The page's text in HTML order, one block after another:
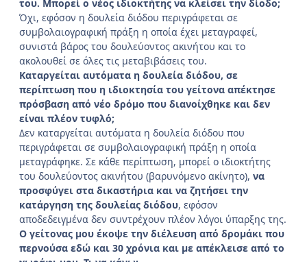
του. Μπορεί ο νέος ιδιοκτήτης να κλείσει την δίοδο;
Όχι, εφόσον η δουλεία διόδου περιγράφεται σε
συμβολαιογραφική πράξη η οποία έχει μεταγραφεί,
συνιστά βάρος του δουλεύοντος ακινήτου και το
ακολουθεί σε όλες τις μεταβιβάσεις του.
Καταργείται αυτόματα η δουλεία διόδου, σε
περίπτωση που η ιδιοκτησία του γείτονα απέκτησε
πρόσβαση από νέο δρόμο που διανοίχθηκε και δεν
είναι πλέον τυφλό;
Δεν καταργείται αυτόματα η δουλεία διόδου που
περιγράφεται σε συμβολαιογραφική πράξη η οποία
μεταγράφηκε. Σε κάθε περίπτωση, μπορεί ο ιδιοκτήτης
του δουλεύοντος ακινήτου (βαρυνόμενο ακίνητο), να
προσφύγει στα δικαστήρια και να ζητήσει την
κατάργηση της δουλείας διόδου, εφόσον
αποδεδειγμένα δεν συντρέχουν πλέον λόγοι ύπαρξης της.
Ο γείτονας μου έκοψε την διέλευση από δρομάκι που
περνούσα εδώ και 30 χρόνια και με απέκλεισε από το